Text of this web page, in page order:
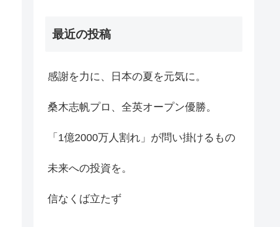
最近の投稿
感謝を力に、日本の夏を元気に。
桑木志帆プロ、全英オープン優勝。
「1億2000万人割れ」が問い掛けるもの
未来への投資を。
信なくば立たず